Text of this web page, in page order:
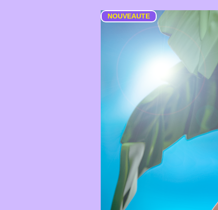
NOUVEAUTE